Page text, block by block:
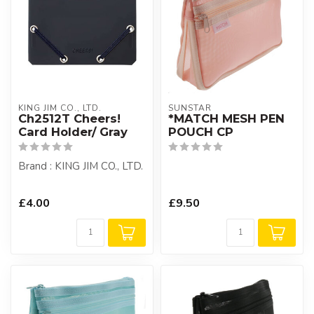
KING JIM CO., LTD.
Ch2512T Cheers!
Card Holder/ Gray
Brand : KING JIM CO., LTD.
£4.00
SUNSTAR
*MATCH MESH PEN
POUCH CP
£9.50